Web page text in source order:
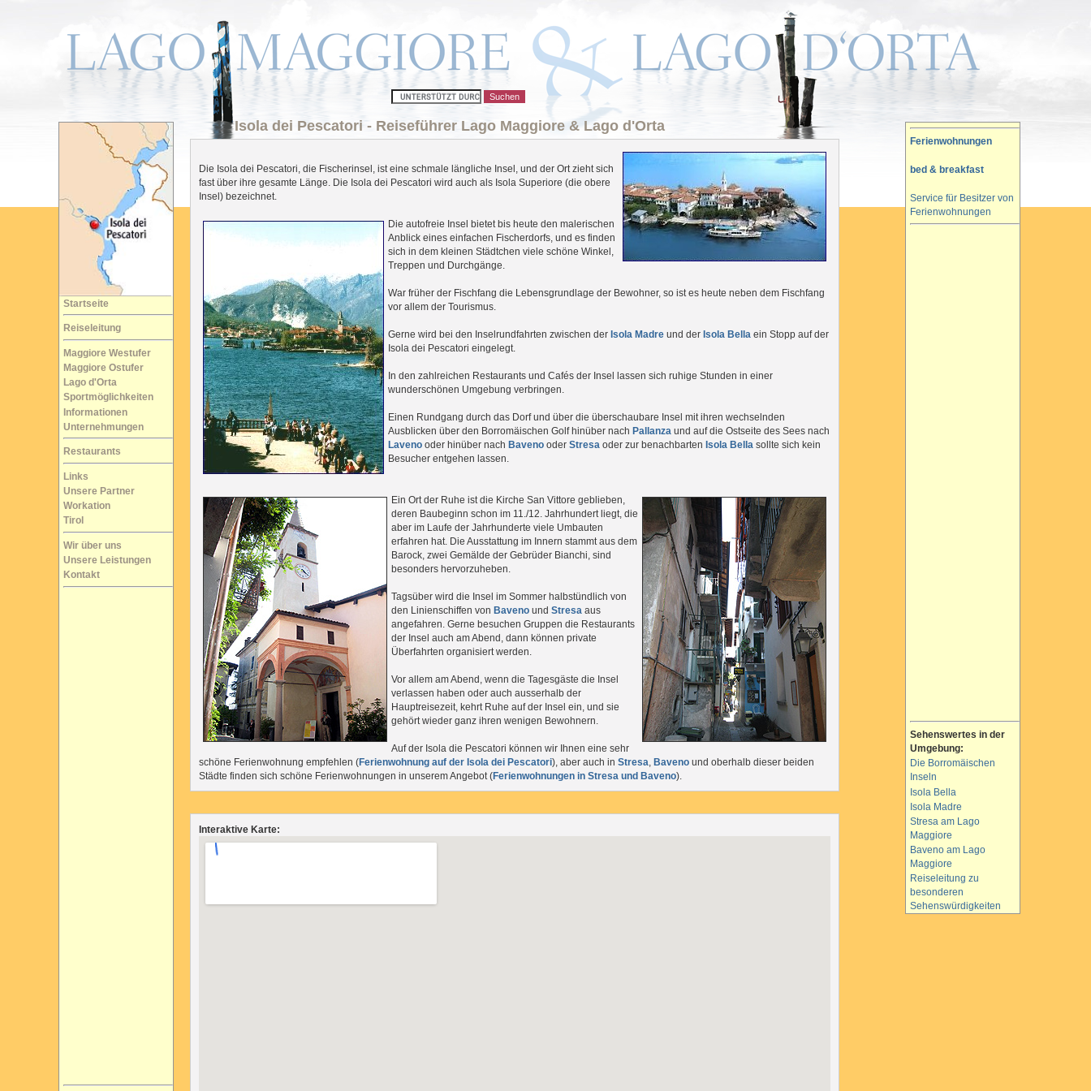
Startseite
Reiseleitung
Maggiore Westufer
Maggiore Ostufer
Lago d'Orta
Sportmöglichkeiten
Informationen
Unternehmungen
Restaurants
Links
Unsere Partner
Workation
Tirol
Wir über uns
Unsere Leistungen
Kontakt
Ferienwohnungen
bed & breakfast
Service für Besitzer von
Ferienwohnungen
Sehenswertes in der
Umgebung:
Die Borromäischen
Inseln
Isola Bella
Isola Madre
Stresa am Lago
Maggiore
Baveno am Lago
Maggiore
Reiseleitung zu
besonderen
Sehenswürdigkeiten
Isola dei Pescatori - Reiseführer Lago Maggiore & Lago d'Orta
Die Isola dei Pescatori, die Fischerinsel, ist eine schmale längliche Insel, und der Ort zieht sich
fast über ihre gesamte Länge. Die Isola dei Pescatori wird auch als Isola Superiore (die obere
Insel) bezeichnet.
Die autofreie Insel bietet bis heute den malerischen
Anblick eines einfachen Fischerdorfs, und es finden
sich in dem kleinen Städtchen viele schöne Winkel,
Treppen und Durchgänge.
War früher der Fischfang die Lebensgrundlage der Bewohner, so ist es heute neben dem Fischfang
vor allem der Tourismus.
Gerne wird bei den Inselrundfahrten zwischen der Isola Madre und der Isola Bella ein Stopp auf der
Isola dei Pescatori eingelegt.
In den zahlreichen Restaurants und Cafés der Insel lassen sich ruhige Stunden in einer
wunderschönen Umgebung verbringen.
Einen Rundgang durch das Dorf und über die überschaubare Insel mit ihren wechselnden
Ausblicken über den Borromäischen Golf hinüber nach Pallanza und auf die Ostseite des Sees nach
Laveno oder hinüber nach Baveno oder Stresa oder zur benachbarten Isola Bella sollte sich kein
Besucher entgehen lassen.
Ein Ort der Ruhe ist die Kirche San Vittore geblieben,
deren Baubeginn schon im 11./12. Jahrhundert liegt, die
aber im Laufe der Jahrhunderte viele Umbauten
erfahren hat. Die Ausstattung im Innern stammt aus dem
Barock, zwei Gemälde der Gebrüder Bianchi, sind
besonders hervorzuheben.
Tagsüber wird die Insel im Sommer halbstündlich von
den Linienschiffen von Baveno und Stresa aus
angefahren. Gerne besuchen Gruppen die Restaurants
der Insel auch am Abend, dann können private
Überfahrten organisiert werden.
Vor allem am Abend, wenn die Tagesgäste die Insel
verlassen haben oder auch ausserhalb der
Hauptreisezeit, kehrt Ruhe auf der Insel ein, und sie
gehört wieder ganz ihren wenigen Bewohnern.
Auf der Isola die Pescatori können wir Ihnen eine sehr
schöne Ferienwohnung empfehlen (Ferienwohnung auf der Isola dei Pescatori), aber auch in Stresa Baveno und oberhalb dieser beiden
Städte finden sich schöne Ferienwohnungen in unserem Angebot (Ferienwohnungen in Stresa und Baveno).
Interaktive Karte: